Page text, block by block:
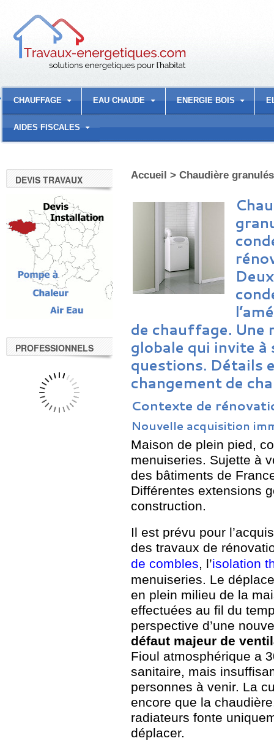
CHAUFFAGE EAU CHAUDE ENERGIE BOIS
AIDES FISCALES
Accueil > Chaudière
de chauffage. Une
globale qui invite à
questions. Détails
changement de
Contexte de
Nouvelle acquisition
Maison de plein pied,
menuiseries. Sujette à
des bâtiments de
Différentes extensions
construction.
Il est prévu pour
des travaux de
de combles, l’isolation
menuiseries. Le
en plein milieu de la
effectuées au fil du
perspective d’une
défaut majeur de
Fioul atmosphérique a
sanitaire, mais
personnes à venir. La
encore que la
radiateurs fonte
déplacer.
DEVIS TRAVAUX
PROFESSIONNELS